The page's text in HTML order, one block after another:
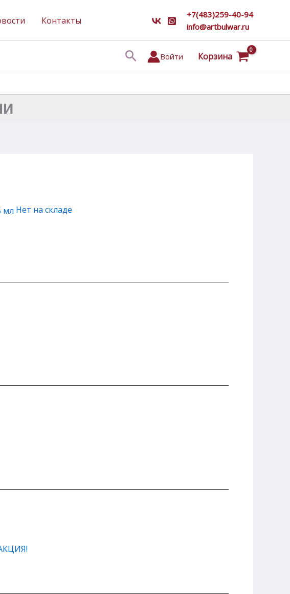
Контакты
+7(483)259-40-94
info@artbulwar.ru
ПоискВойти Корзина
Нет на складе